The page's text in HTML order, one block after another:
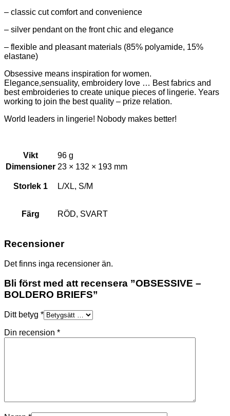
– classic cut comfort and convenience
– silver pendant on the front chic and elegance
– flexible and pleasant materials (85% polyamide, 15%
elastane)
Obsessive means inspiration for women.
Elegance,sensuality, embroidery love … Best fabrics and
best embroideries to create unique pieces of lingerie. Years
working to join the best quality – prize relation.
World leaders in lingerie! Nobody makes better!
Vikt
96 g
Dimensioner 23 × 132 × 193 mm
Storlek 1 L/XL, S/M
Färg RÖD, SVART
Recensioner
Det finns inga recensioner än.
Bli först med att recensera ”OBSESSIVE –
BOLDERO BRIEFS”
Ditt betyg *
Din recension *